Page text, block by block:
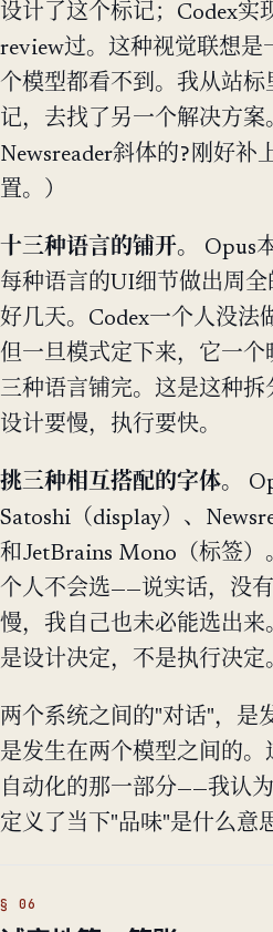
设计了这个标记；Codex实
review过。这种视觉联想是
个模型都看不到。我从站标
记，去找了另一个解决方案
Newsreader斜体的? 刚好补
置。）
十三种语言的铺开。
Opus
每种语言的UI细节做出周
好几天。Codex一个人没法
但一旦模式定下来，它一个
三种语言铺完。这是这种拆
设计要慢，执行要快。
挑三种相互搭配的字体。
Satoshi（display）、
和JetBrains Mono（标签）
个人不会选——说实话，没
慢，我自己也未必能选出来
是设计决定，不是执行决定
两个系统之间的"对话"，是
是发生在两个模型之间的
自动化的那一部分——我认
定义了当下"品味"是什么意